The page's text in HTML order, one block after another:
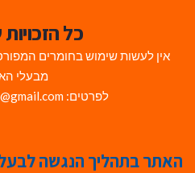
כל
אין לעשות שימוש בחומרים
מבעלי
לפרטים: Avihai.ZoomAt@gmail.com
האתר בתהליך הנגשה